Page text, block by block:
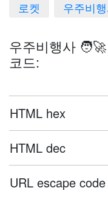
로켓 우주비
우주비행사
코드:
HTML hex
HTML dec
URL escape code